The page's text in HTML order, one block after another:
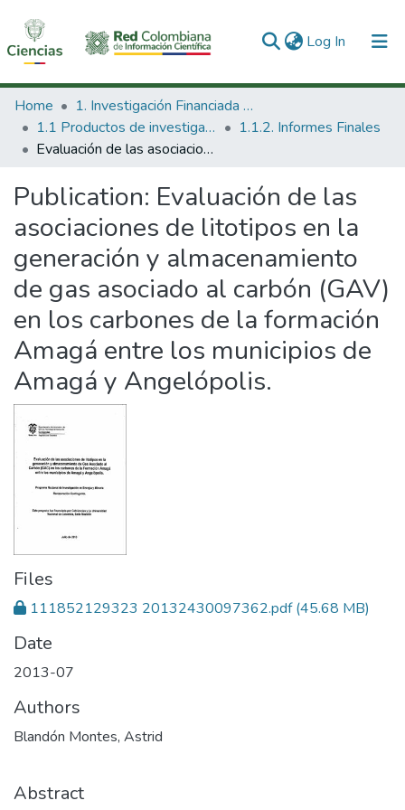
Log In (current)
Communities & Collections
All of DSpace
Home
1. Investigación Financiada con Recursos Públicos
1.1 Productos de investigación
1.1.2. Informes Finales
Evaluación de las asociaciones de litotipos en la generación y almacenamiento de gas asociado al carbón (GAV) en los carbones de la formación Amagá entre los municipios de Amagá y Angelópolis.
Publication: Evaluación de las
asociaciones de litotipos en la
generación y almacenamiento
de gas asociado al carbón (GAV)
en los carbones de la formación
Amagá entre los municipios de
Amagá y Angelópolis.
Files
111852129323 20132430097362.pdf(45.68 MB)
Date
2013-07
Authors
Blandón Montes, Astrid
Abstract